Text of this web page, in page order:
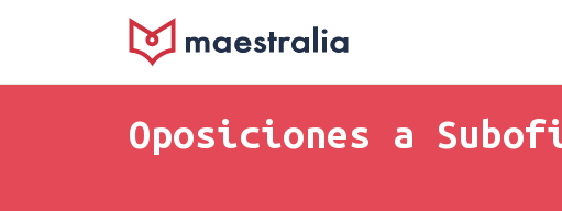
Oposiciones a